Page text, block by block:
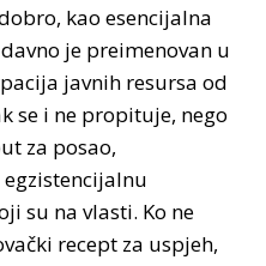
kao esencijalna
je preimenovan u
javnih resursa od
se i ne propituje, nego
za posao,
su na vlasti. Ko ne
recept za uspjeh,